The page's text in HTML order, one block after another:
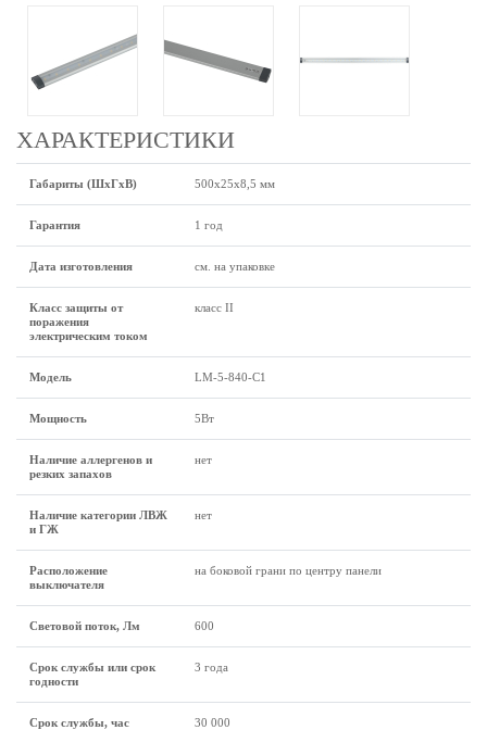
ХАРАКТЕРИСТИКИ
Габариты (ШхГхВ) 500х25х8,5 мм
Гарантия 1 год
Дата изготовления см. на упаковке
Класс защиты от
поражения
электрическим током
класс II
Модель LM-5-840-C1
Мощность 5Вт
Наличие аллергенов и
резких запахов
нет
Наличие категории ЛВЖ
и ГЖ
нет
Расположение
выключателя
на боковой грани по центру панели
Световой поток, Лм 600
Срок службы или срок
годности
3 года
Срок службы, час 30 000